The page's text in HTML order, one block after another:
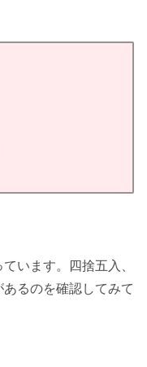
います。四捨五入、
るのを確認してみて